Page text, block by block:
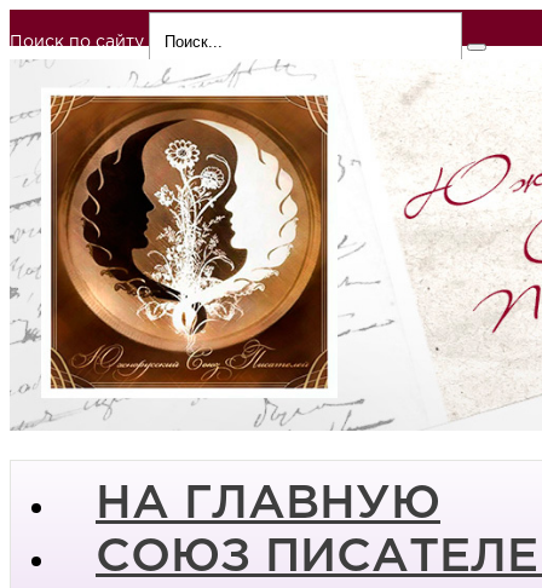
Поиск по сайту
НА ГЛАВНУЮ
СОЮЗ